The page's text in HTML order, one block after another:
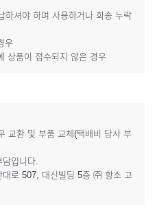
하셔야 하며 사용하거나 회송 누락
우
상품이 접수되지 않은 경우
교환 및 부품 교체(택배비 당사 부
입니다.
로 507, 대신빌딩 5층 ㈜ 항소 고